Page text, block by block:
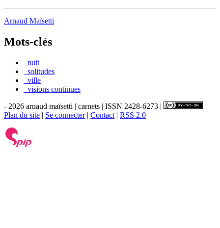
Arnaud Maïsetti
Mots-clés
_nuit
_solitudes
_ville
_visions continues
- 2026 arnaud maïsetti | carnets | ISSN 2428-6273 |
Plan du site | Se connecter| Contact | RSS 2.0